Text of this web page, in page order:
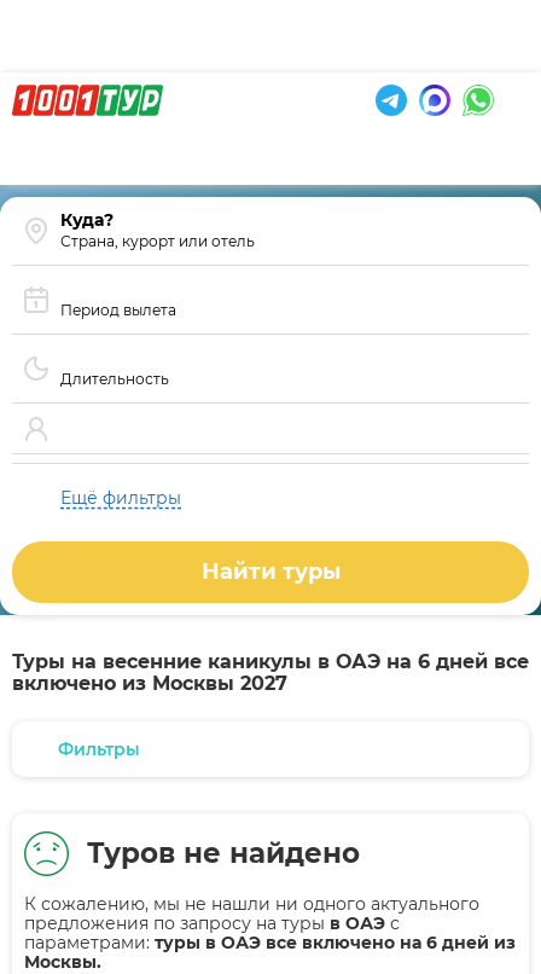
Страна, курорт или отель
Период вылета
Длительность
Ещё фильтры
Найти туры
Туры на весенние каникулы в ОАЭ на 6 дней все
включено из Москвы 2027
Фильтры
Туров не найдено
К сожалению, мы не нашли ни одного актуального
предложения по запросу на туры в ОАЭ с
параметрами: туры в ОАЭ все включено на 6 дней из
Москвы.